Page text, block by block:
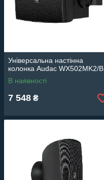
Універсальна настінна
колонка Audac WX502MK2/B
В наявності
7 548 ₴